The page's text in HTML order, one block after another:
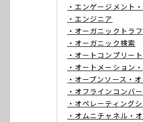
・エンゲージメント
・エンジニア
・オーガニックトラ
・オーガニック検索
・オートコンプリート
・オートメーション
・オープンソース ・
・オフラインコンバ
・オペレーティング
・オムニチャネル ・